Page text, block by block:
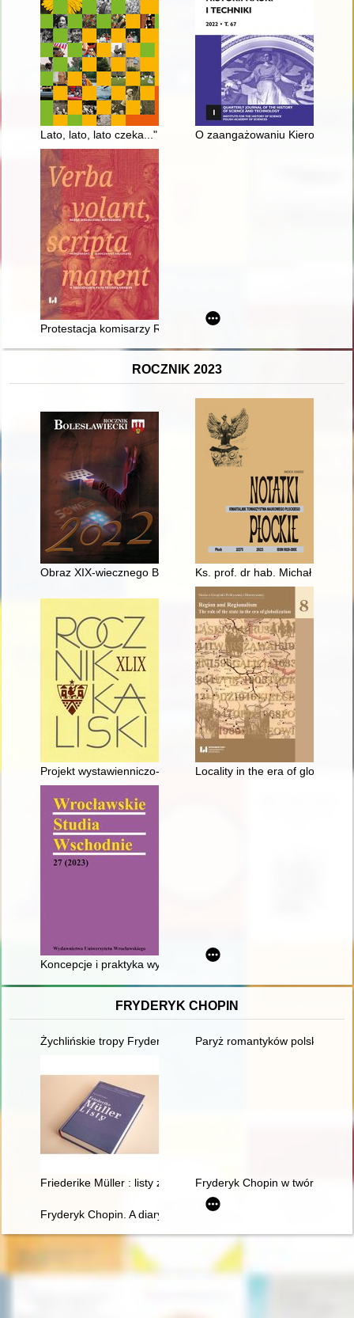
Lato, lato, lato czeka..." : o obozach letnich Hufca Związku
O zaangażowaniu
Protestacja komisarzy Rzeczpospolitej przed posłem
ROCZNIK 2023
Obraz XIX-wiecznego Bolesławca na grafikach ze zbiorów
Ks. prof. dr hab. Michał
Projekt wystawienniczo-edukacyjny : "a mundury ich były
Locality in the era of
Koncepcje i praktyka wykorzystywania tak zwanej szlachty
FRYDERYK CHOPIN
Żychlińskie tropy Fryderyka [Chopina]Paryż romantyków polskich:
Friederike Müller : listy z Paryża 1839-1845 : nauczanie i
Fryderyk Chopin w twórczości
Fryderyk Chopin. A diary in images. Original idea and text by